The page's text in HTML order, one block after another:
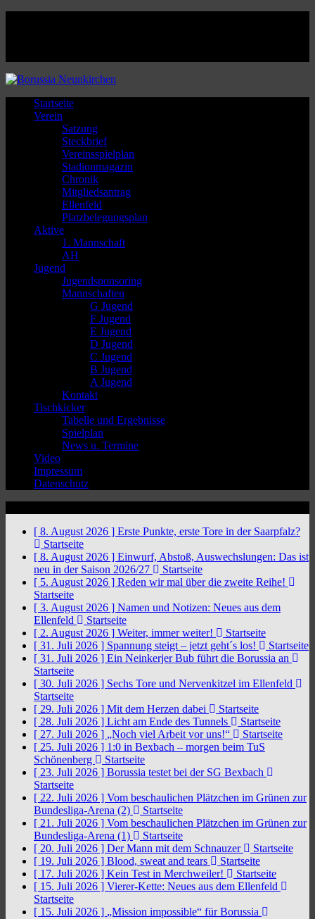
Startseite
Verein
Satzung
Steckbrief
Vereinsspielplan
Stadionmagazin
Chronik
Mitgliedsantrag
Ellenfeld
Platzbelegungsplan
Aktive
1. Mannschaft
AH
Jugend
Jugendsponsoring
Mannschaften
G Jugend
F Jugend
E Jugend
D Jugend
C Jugend
B Jugend
A Jugend
Kontakt
Tischkicker
Tabelle und Ergebnisse
Spielplan
News u. Termine
Video
Impressum
Datenschutz
[ 8. August 2026 ] Erste Punkte, erste Tore in der Saarpfalz?
Startseite
[ 8. August 2026 ] Einwurf, Abstoß, Auswechslungen: Das ist
neu in der Saison 2026/27
Startseite
[ 5. August 2026 ] Reden wir mal über die zweite Reihe!
Startseite
[ 3. August 2026 ] Namen und Notizen: Neues aus dem
Ellenfeld
Startseite
[ 2. August 2026 ] Weiter, immer weiter!
Startseite
[ 31. Juli 2026 ] Spannung steigt – jetzt geht´s los!
Startseite
[ 31. Juli 2026 ] Ein Neinkerjer Bub führt die Borussia an
Startseite
[ 30. Juli 2026 ] Sechs Tore und Nervenkitzel im Ellenfeld
Startseite
[ 29. Juli 2026 ] Mit dem Herzen dabei
Startseite
[ 28. Juli 2026 ] Licht am Ende des Tunnels
Startseite
[ 27. Juli 2026 ] „Noch viel Arbeit vor uns!“
Startseite
[ 25. Juli 2026 ] 1:0 in Bexbach – morgen beim TuS
Schönenberg
Startseite
[ 23. Juli 2026 ] Borussia testet bei der SG Bexbach
Startseite
[ 22. Juli 2026 ] Vom beschaulichen Plätzchen im Grünen zur
Bundesliga-Arena (2)
Startseite
[ 21. Juli 2026 ] Vom beschaulichen Plätzchen im Grünen zur
Bundesliga-Arena (1)
Startseite
[ 20. Juli 2026 ] Der Mann mit dem Schnauzer
Startseite
[ 19. Juli 2026 ] Blood, sweat and tears
Startseite
[ 17. Juli 2026 ] Kein Test in Merchweiler!
Startseite
[ 15. Juli 2026 ] Vierer-Kette: Neues aus dem Ellenfeld
Startseite
[ 15. Juli 2026 ] „Mission impossible“ für Borussia